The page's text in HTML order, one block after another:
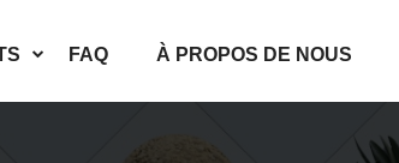
FAQ À PROPOS DE NOUS